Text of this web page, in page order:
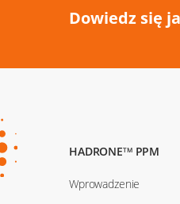
Dowiedz się
HADRONETMPPM
Wprowadzenie